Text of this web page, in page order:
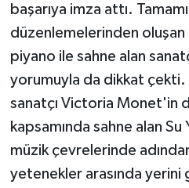
başarıya imza attı.
düzenlemelerinden oluşan
piyano ile sahne alan
yorumuyla da dikkat çekti.
sanatçı Victoria Monet'in
kapsamında sahne alan Su
müzik çevrelerinde
yetenekler arasında yerini
Siyaset
Sokak Hayvanlarını
Sonsöz Özel
Spor
Vasıta